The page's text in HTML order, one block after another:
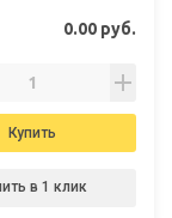
0.00 руб.
Купить
в 1 клик